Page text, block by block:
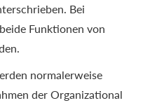
Bei
Funktionen von
normalerweise
der Organizational